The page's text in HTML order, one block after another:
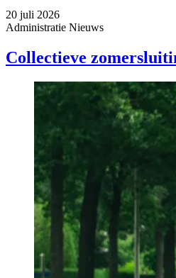
20 juli 2026
Administratie Nieuws
Collectieve